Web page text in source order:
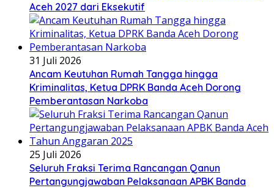
Aceh 2027 dari Eksekutif
31 Juli 2026
Ancam Keutuhan Rumah Tangga hingga
Kriminalitas, Ketua DPRK Banda Aceh Dorong
Pemberantasan Narkoba
25 Juli 2026
Seluruh Fraksi Terima Rancangan Qanun
Pertangungjawaban Pelaksanaan APBK Banda